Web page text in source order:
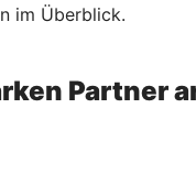
im Überblick.
Partner